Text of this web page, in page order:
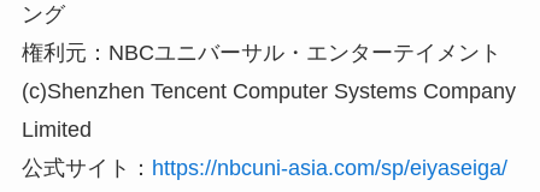
ング
権利元：NBCユニバーサル・エンターテイメント
(c)Shenzhen Tencent Computer Systems Company
Limited
公式サイト： https://nbcuni-asia.com/sp/eiyaseiga/